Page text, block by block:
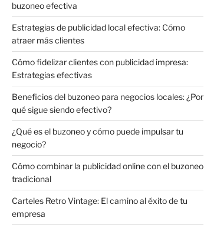
buzoneo efectiva
Estrategias de publicidad local efectiva: Cómo
atraer más clientes
Cómo fidelizar clientes con publicidad impresa:
Estrategias efectivas
Beneficios del buzoneo para negocios locales: ¿Por
qué sigue siendo efectivo?
¿Qué es el buzoneo y cómo puede impulsar tu
negocio?
Cómo combinar la publicidad online con el buzoneo
tradicional
Carteles Retro Vintage: El camino al éxito de tu
empresa